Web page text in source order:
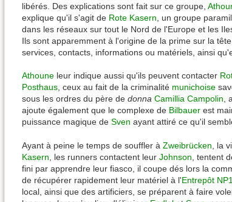
libérés. Des explications sont fait sur ce groupe,
explique qu'il s'agit de Rote Kasern , un groupe
dans les réseaux sur tout le Nord de l'Europe et les
Ils sont apparemment à l'origine de la prime sur la
services, contacts, informations ou matériels, ainsi
Athoune leur indique aussi qu'ils peuvent contacter
Posthaus , ceux au fait de la criminalité munichoise
sous les ordres du père de donna Camillia Campolin
ajoute également que le complexe de Bilbauer est
puissance magique de Sven ayant attiré ce qu'il
Ayant à peine le temps de souffler à Zweibrücken , la
Kasern , les runners contactent leur Johnson , tentent
fini par apprendre leur fiasco, il coupe dés lors la
de récupérer rapidement leur matériel à l'Entrepôt NP1
local, ainsi que des artificiers, se préparent à faire